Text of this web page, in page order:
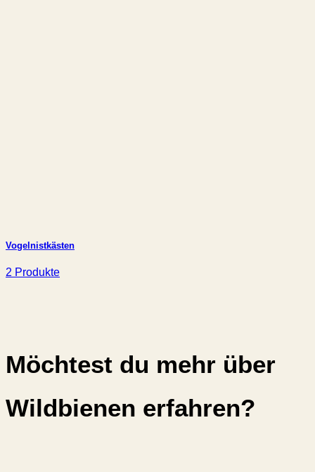
Vogelnistkästen
2 Produkte
Möchtest du mehr über
Wildbienen erfahren?